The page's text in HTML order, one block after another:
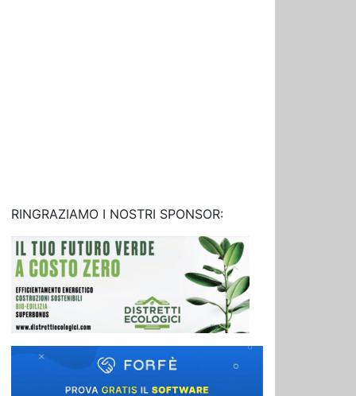
RINGRAZIAMO I NOSTRI SPONSOR: